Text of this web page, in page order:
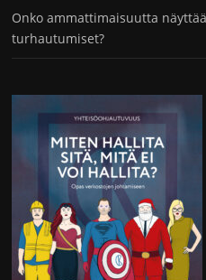
Onko ammattimaisuutta
turhautumiset?